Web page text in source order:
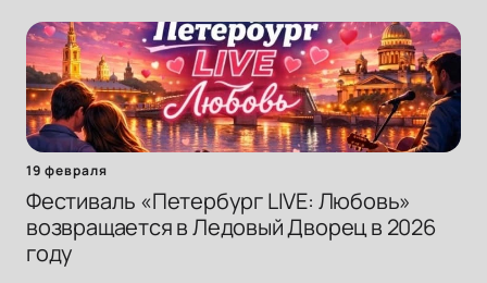
19 февраля
Фестиваль «Петербург LIVE: Любовь»
возвращается в Ледовый Дворец в 2026
году